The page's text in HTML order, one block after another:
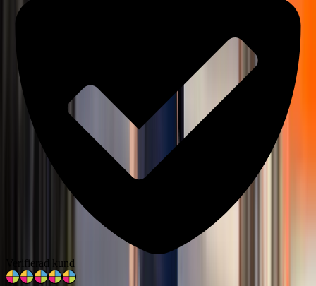
Verifierad kund